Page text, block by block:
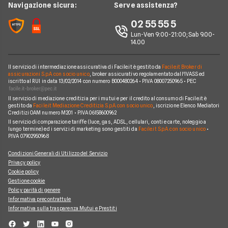
Contatti
Edison
Iren
Optima
Sorgenia
Fornitori Energetici
Notizie Luce e Gas
Argomenti in evidenza Gas e Luce
Navigazione sicura: Serve assistenza?
02 55 55 5
Lun-Ven 9:00-21:00; Sab 9.00-
14.00
Il servizio di intermediazione assicurativa di Facile.it è gestito da Facile.it Broker di
assicurazioni S.p.A. con socio unico, broker assicurativo regolamentato dall'IVASS ed
iscritto al RUI in data 13/02/2014 con numero B000480264 • P.IVA 08007250965 • PEC
Il servizio di mediazione creditizia per i mutui e per il credito al consumo di Facile.it è
gestito da Facile.it Mediazione Creditizia S.p.A. con socio unico , iscrizione Elenco Mediatori
Creditizi OAM numero M201 • P.IVA 06158600962
Il servizio di comparazione tariffe (luce, gas, ADSL, cellulari, conti e carte, noleggio a
lungo termine) ed i servizi di marketing sono gestiti da Facile.it S.p.A. con socio unico•
P.IVA 07902950968
Condizioni Generali di Utilizzo del Servizio
Privacy policy
Cookie policy
Gestione cookie
Policy parità di genere
Informativa precontrattule
Informativa sulla trasparenza Mutui e Prestiti